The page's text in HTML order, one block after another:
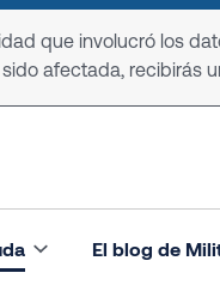
que involucró los
afectada, recibirás
El blog de